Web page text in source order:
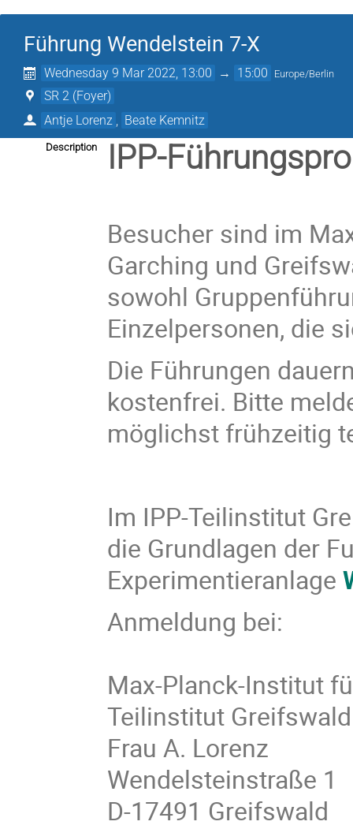
Führung Wendelstein 7-X
Wednesday 9 Mar 2022, 13:00 → 15:00 Europe/Berlin
SR 2 (Foyer)
Antje Lorenz
Beate Kemnitz
Description IPP-
Besucher sind im
Garching und
sowohl
Einzelpersonen, die
Die Führungen
kostenfrei. Bitte
möglichst frühzeitig
Im IPP-Teilinstitut
die Grundlagen der
Experimentieranlage
Anmeldung bei:
Max-Planck-Institut
Teilinstitut Greifswald
Frau A. Lorenz
Wendelsteinstraße 1
D-17491 Greifswald